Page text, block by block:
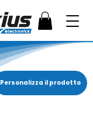
Personalizza il prodotto